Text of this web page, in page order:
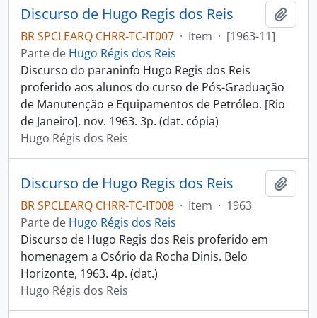
Discurso de Hugo Regis dos Reis
BR SPCLEARQ CHRR-TC-IT007 · Item · [1963-11]
Parte de Hugo Régis dos Reis
Discurso do paraninfo Hugo Regis dos Reis
proferido aos alunos do curso de Pós-Graduação
de Manutenção e Equipamentos de Petróleo. [Rio
de Janeiro], nov. 1963. 3p. (dat. cópia)
Hugo Régis dos Reis
Discurso de Hugo Regis dos Reis
BR SPCLEARQ CHRR-TC-IT008 · Item · 1963
Parte de Hugo Régis dos Reis
Discurso de Hugo Regis dos Reis proferido em
homenagem a Osório da Rocha Dinis. Belo
Horizonte, 1963. 4p. (dat.)
Hugo Régis dos Reis